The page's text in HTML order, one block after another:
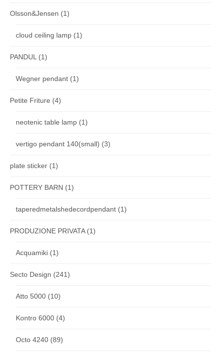
Olsson&Jensen (1)
cloud ceiling lamp (1)
PANDUL (1)
Wegner pendant (1)
Petite Friture (4)
neotenic table lamp (1)
vertigo pendant 140(small) (3)
plate sticker (1)
POTTERY BARN (1)
taperedmetalshedecordpendant (1)
PRODUZIONE PRIVATA(1)
Acquamiki (1)
Secto Design (241)
Atto 5000 (10)
Kontro 6000 (4)
Octo 4240 (89)